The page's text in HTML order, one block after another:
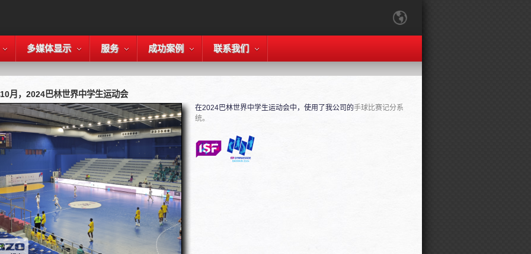
多媒体显示 服务 成功案例 联系我们
月，2024巴林世界中学生运动会
在2024巴林世界中学生运动会中，使用了我公司的手球比赛记分系
统。